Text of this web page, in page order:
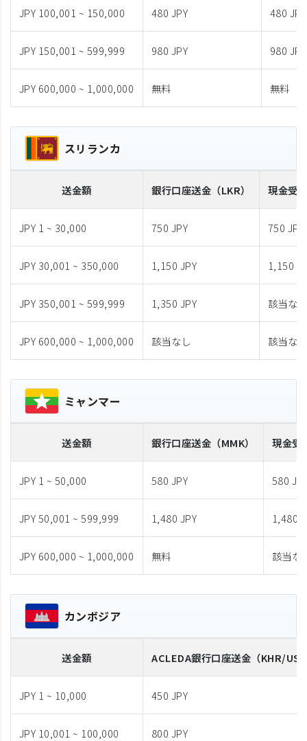
JPY 100,001 ~ 150,000 480 JPY 480 JPY
JPY 150,001 ~ 599,999 980 JPY 980 JPY
JPY 600,000 ~ 1,000,000 無料 無料
スリランカ
送金額 銀行口座送金 （LKR） 現金受
JPY 1 ~ 30,000 750 JPY 750 JPY
JPY 30,001 ~ 350,000 1,150 JPY 1,150
JPY 350,001 ~ 599,999 1,350 JPY 該当なし
JPY 600,000 ~ 1,000,000 該当なし 該当なし
ミャンマー
送金額 銀行口座送金 （MMK） 現金受
JPY 1 ~ 50,000 580 JPY 580
JPY 50,001 ~ 599,999 1,480 JPY 1,480
JPY 600,000 ~ 1,000,000 無料 該当な
カンボジア
送金額 ACLEDA銀行口座送金 （KHR/
JPY 1 ~ 10,000 450 JPY
JPY 10,001 ~ 100,000 800 JPY